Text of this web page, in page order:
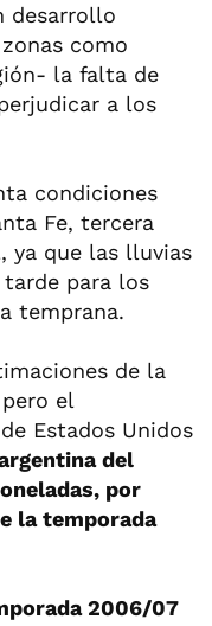
desarrollo
como
la falta de
a los
condiciones
Fe, tercera
ya que las lluvias
para los
temprana.
de la
el
Estados Unidos
del
por
la temporada
2006/07